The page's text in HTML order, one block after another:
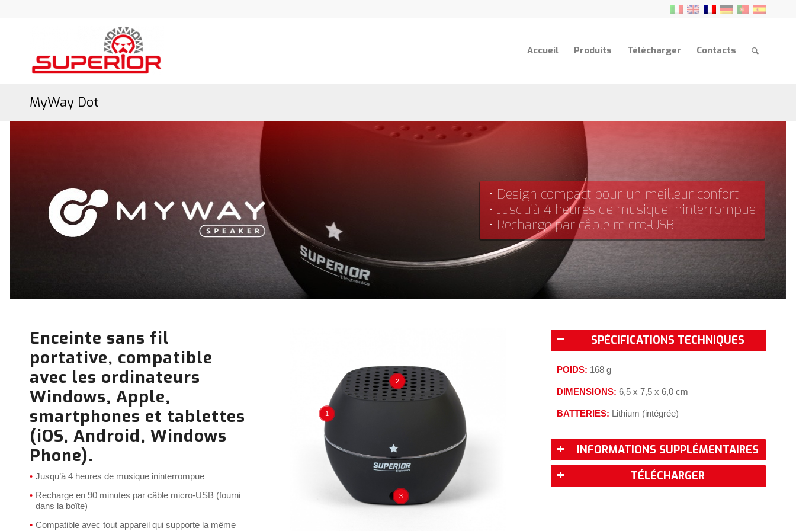
Accueil Produits Télécharger Contacts
MyWay Dot
• Design compact pour un meilleur confort
• Jusqu’à 4 heures de musique ininterrompue
• Recharge par câble micro-USB
Enceinte sans fil
portative, compatible
avec les ordinateurs
Windows, Apple,
smartphones et tablettes
(iOS, Android, Windows
Phone).
Jusqu’à 4 heures de musique ininterrompue
Recharge en 90 minutes par câble micro-USB (fourni
dans la boîte)
Compatible avec tout appareil qui supporte la même
1
2
3
SPÉCIFICATIONS TECHNIQUES
POIDS: 168 g
DIMENSIONS: 6,5 x 7,5 x 6,0 cm
BATTERIES: Lithium (intégrée)
INFORMATIONS SUPPLÉMENTAIRES
TÉLÉCHARGER